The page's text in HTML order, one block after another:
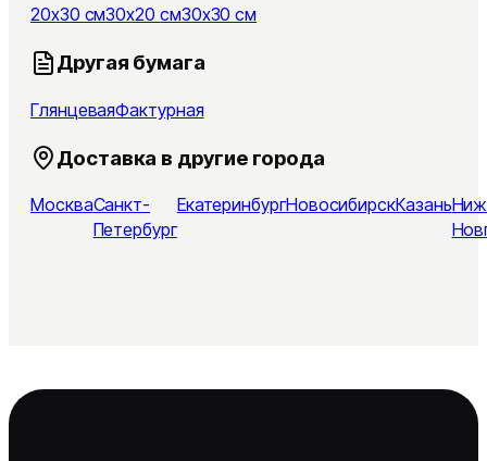
20x30 см30x20 см30x30 см
Другая бумага
ГлянцеваяФактурная
Доставка в другие города
МоскваСанкт-
Петербург
ЕкатеринбургНовосибирскКазань